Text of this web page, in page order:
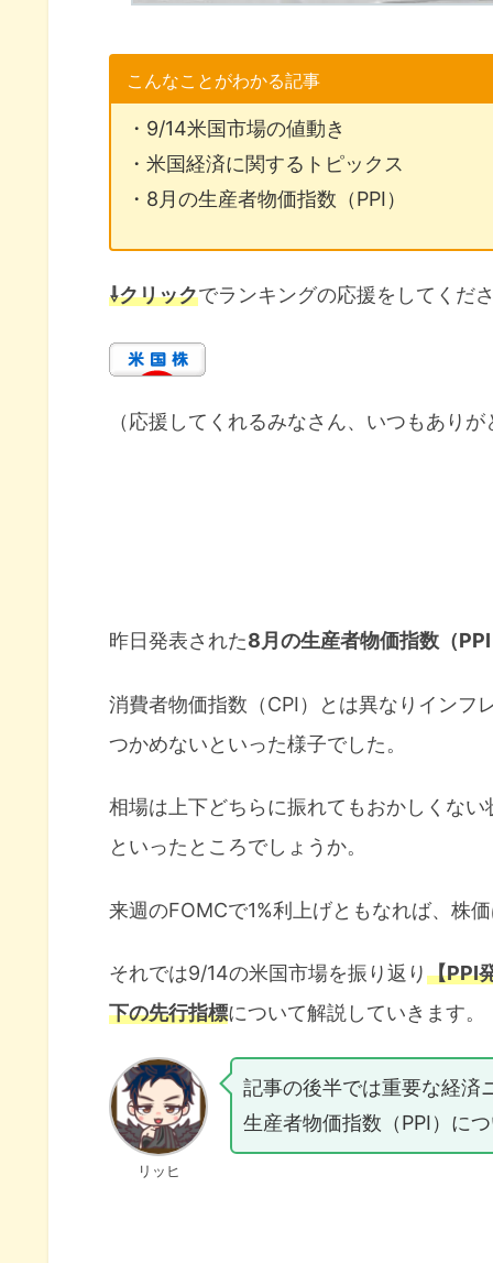
こんなことがわかる記事
・9/14米国市場の値動き
・米国経済に関するトピックス
・8月の生産者物価指数（PPI）
⇩クリックでランキングの応援をしてくだ
（応援してくれるみなさん、いつもあり
昨日発表された8月の生産者物価指数（
消費者物価指数（CPI）とは異なりインフ
つかめないといった様子でした。
相場は上下どちらに振れてもおかしくな
といったところでしょうか。
来週のFOMCで1%利上げともなれば、株
それでは9/14の米国市場を振り返り【PPI
下の先行指標について解説していきます。
リッヒ
記事の後半では重要な経済
生産者物価指数（PPI）に